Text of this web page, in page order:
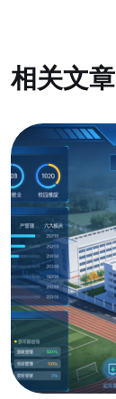
相关文章